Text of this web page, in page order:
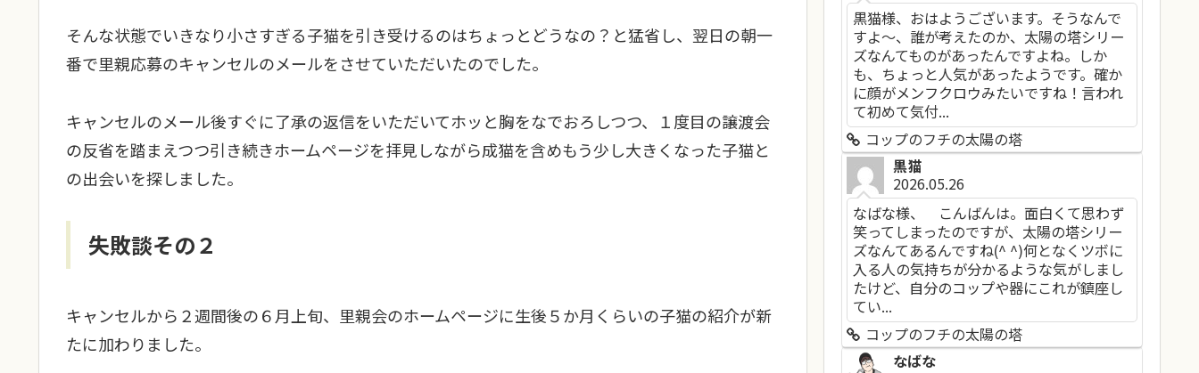
そんな状態でいきなり小さすぎる子猫を引き受けるのはちょっとどうなの？と猛省し、翌日の朝一
番で里親応募のキャンセルのメールをさせていただいたのでした。
キャンセルのメール後すぐに了承の返信をいただいてホッと胸をなでおろしつつ、１度目の譲渡会
の反省を踏まえつつ引き続きホームページを拝見しながら成猫を含めもう少し大きくなった子猫と
の出会いを探しました。
失敗談その２
キャンセルから２週間後の６月上旬、里親会のホームページに生後５か月くらいの子猫の紹介が新
たに加わりました。
黒猫様、おはようございます。そうなんで
すよ～、誰が考えたのか、太陽の塔シリー
ズなんてものがあったんですよね。しか
も、ちょっと人気があったようです。確か
に顔がメンフクロウみたいですね！言われ
て初めて気付...
コップのフチの太陽の塔
黒猫
2026.05.26
なばな様、 こんばんは。面白くて思わず
笑ってしまったのですが、太陽の塔シリー
ズなんてあるんですね(^ ^)何となくツボに
入る人の気持ちが分かるような気がしまし
たけど、自分のコップや器にこれが鎮座し
てい...
コップのフチの太陽の塔
なばな